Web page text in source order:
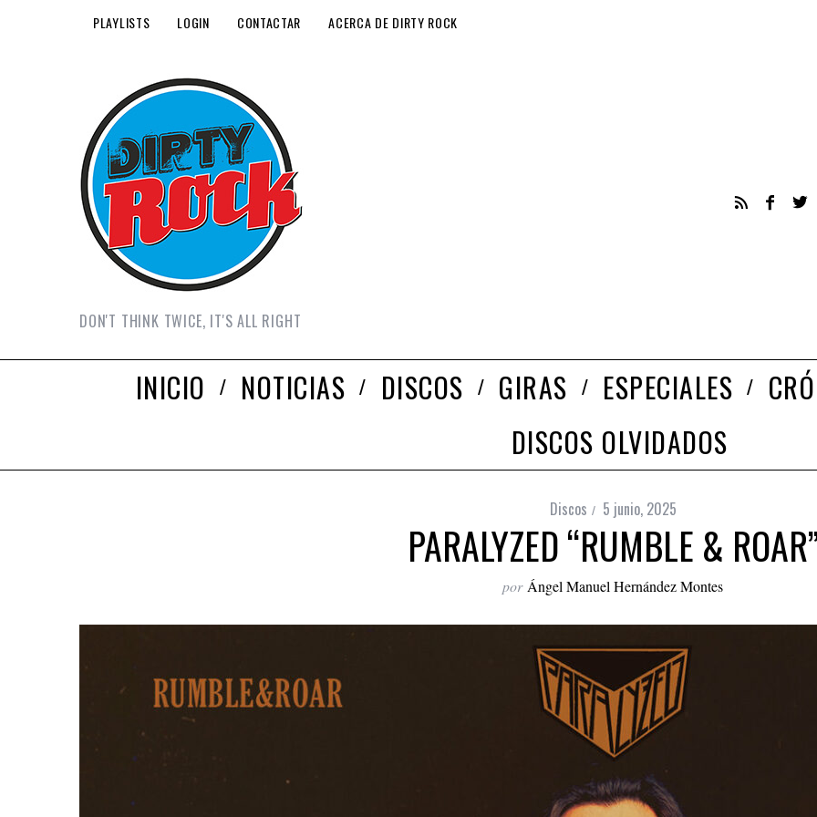
PLAYLISTS LOGIN CONTACTAR ACERCA DE DIRTY ROCK
DON'T THINK TWICE, IT'S ALL RIGHT
INICIO NOTICIAS DISCOS GIRAS ESPECIALES
DISCOS OLVIDADOS
Discos 5 junio, 2025
PARALYZED “RUMBLE &
por Ángel Manuel Hernández Montes